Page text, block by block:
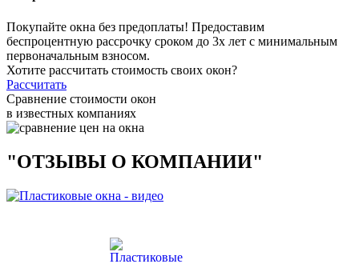
Покупайте окна без предоплаты! Предоставим
беспроцентную рассрочку сроком до 3х лет с минимальным
первоначальным взносом.
Хотите рассчитать стоимость своих окон?
Рассчитать
Сравнение стоимости окон
в известных компаниях
"ОТЗЫВЫ О КОМПАНИИ"